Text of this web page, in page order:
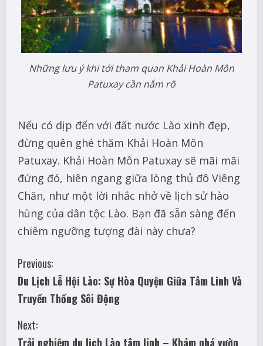
Những lưu ý khi tới tham quan Khải Hoàn Môn
Patuxay cần nắm rõ
Nếu có dịp đến với đất nước Lào xinh đẹp,
đừng quên ghé thăm Khải Hoàn Môn
Patuxay. Khải Hoàn Môn Patuxay sẽ mãi mãi
đứng đó, hiên ngang giữa lòng thủ đô Viêng
Chăn, như một lời nhắc nhở về lịch sử hào
hùng của dân tộc Lào. Bạn đã sẵn sàng đến
chiêm ngưỡng tượng đài này chưa?
C
o
n
t
Previous:
Du Lịch Lễ Hội Lào: Sự Hòa Quyện Giữa Tâm Linh Và
Truyền Thống Sôi Động
Next:
Trải nghiệm du lịch Lào tâm linh – Khám phá vườn